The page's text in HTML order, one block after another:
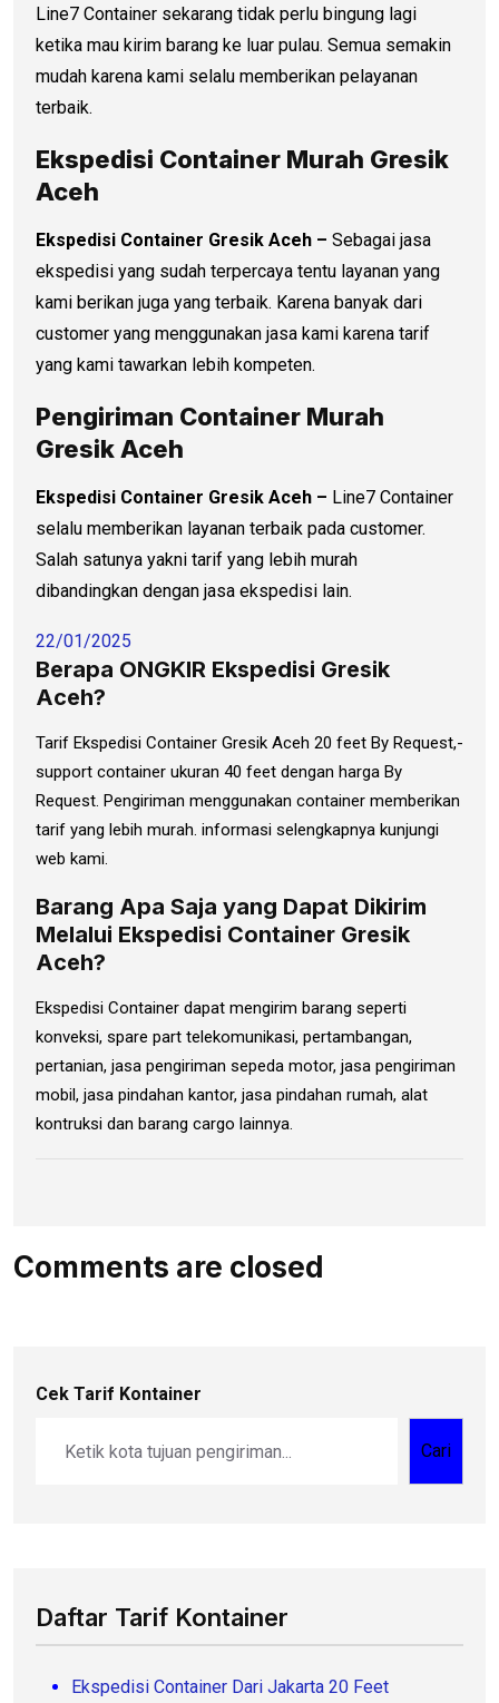
Line7 Container sekarang tidak perlu bingung lagi
ketika mau kirim barang ke luar pulau. Semua semakin
mudah karena kami selalu memberikan pelayanan
terbaik.
Ekspedisi Container Murah Gresik
Aceh
Ekspedisi Container Gresik Aceh – Sebagai jasa
ekspedisi yang sudah terpercaya tentu layanan yang
kami berikan juga yang terbaik. Karena banyak dari
customer yang menggunakan jasa kami karena tarif
yang kami tawarkan lebih kompeten.
Pengiriman Container Murah
Gresik Aceh
Ekspedisi Container Gresik Aceh – Line7 Container
selalu memberikan layanan terbaik pada customer.
Salah satunya yakni tarif yang lebih murah
dibandingkan dengan jasa ekspedisi lain.
22/01/2025
Berapa ONGKIR Ekspedisi Gresik
Aceh?
Tarif Ekspedisi Container Gresik Aceh 20 feet By Request,-
support container ukuran 40 feet dengan harga By
Request. Pengiriman menggunakan container memberikan
tarif yang lebih murah. informasi selengkapnya kunjungi
web kami.
Barang Apa Saja yang Dapat Dikirim
Melalui Ekspedisi Container Gresik
Aceh?
Ekspedisi Container dapat mengirim barang seperti
konveksi, spare part telekomunikasi, pertambangan,
pertanian, jasa pengiriman sepeda motor, jasa pengiriman
mobil, jasa pindahan kantor, jasa pindahan rumah, alat
kontruksi dan barang cargo lainnya.
Comments are closed
Cek Tarif Kontainer
Cari
Daftar Tarif Kontainer
Ekspedisi Container Dari Jakarta 20 Feet